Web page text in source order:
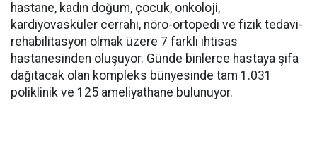
hastane, kadın doğum, çocuk, onkoloji,
kardiyovasküler cerrahi, nöro-ortopedi ve fizik tedavi-
rehabilitasyon olmak üzere 7 farklı ihtisas
hastanesinden oluşuyor. Günde binlerce hastaya şifa
dağıtacak olan kompleks bünyesinde tam 1.031
poliklinik ve 125 ameliyathane bulunuyor.